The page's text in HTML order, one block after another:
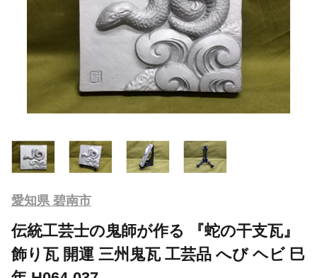
愛知県 碧南市
伝統工芸士の鬼師が作る 『蛇の干支瓦』
飾り瓦 開運 三州鬼瓦 工芸品 へび ヘビ 巳